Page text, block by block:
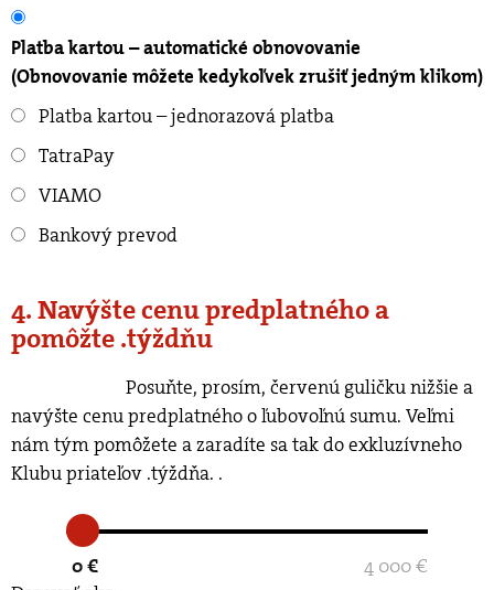
Platba kartou – automatické obnovovanie
(Obnovovanie môžete kedykoľvek zrušiť jedným klikom)
Platba kartou – jednorazová platba
TatraPay
VIAMO
Bankový prevod
4. Navýšte cenu predplatného a
pomôžte .týždňu
navýšte cenu predplatného o ľubovoľnú sumu. Veľmi
nám tým pomôžete a zaradíte sa tak do exkluzívneho
Klubu priateľov .týždňa. .
0 €
4 000 €